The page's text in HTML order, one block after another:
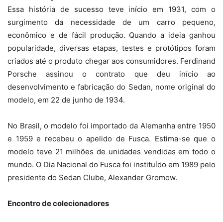
Essa história de sucesso teve início em 1931, com o
surgimento da necessidade de um carro pequeno,
econômico e de fácil produção. Quando a ideia ganhou
popularidade, diversas etapas, testes e protótipos foram
criados até o produto chegar aos consumidores. Ferdinand
Porsche assinou o contrato que deu início ao
desenvolvimento e fabricação do Sedan, nome original do
modelo, em 22 de junho de 1934.
No Brasil, o modelo foi importado da Alemanha entre 1950
e 1959 e recebeu o apelido de Fusca. Estima-se que o
modelo teve 21 milhões de unidades vendidas em todo o
mundo. O Dia Nacional do Fusca foi instituído em 1989 pelo
presidente do Sedan Clube, Alexander Gromow.
Encontro de colecionadores